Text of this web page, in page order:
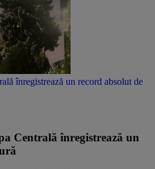
înregistrează un record absolut de
Centrală înregistrează un